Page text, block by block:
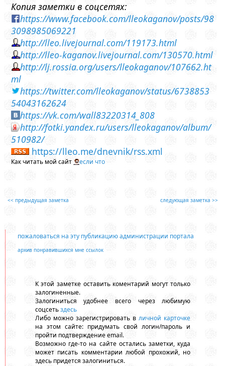
Копия заметки в соцсетях:
https://www.facebook.com/lleokaganov/posts/98
3098985069221
http://lleo.livejournal.com/119173.html
http://lleo-kaganov.livejournal.com/130570.html
http://lj.rossia.org/users/lleokaganov/107662.ht
ml
https://twitter.com/lleokaganov/status/6738853
54043162624
https://vk.com/wall83220314_808
http://fotki.yandex.ru/users/lleokaganov/album/
510982/
https://lleo.me/dnevnik/rss.xml
Как читать мой сайт если что
<< предыдущая заметка следующая заметка >>
пожаловаться на эту публикацию администрации портала
архив понравившихся мне ссылок
К этой заметке оставить коментарий могут только
залогиненные.
Залогиниться удобнее всего через любимую
соцсетьздесь
Либо можно зарегистрировать вличной карточке
на этом сайте: придумать свой логин/пароль и
пройти подтверждение email.
Возможно где-то на сайте остались заметки, куда
может писать комментарии любой прохожий, но
здесь придется залогиниться.